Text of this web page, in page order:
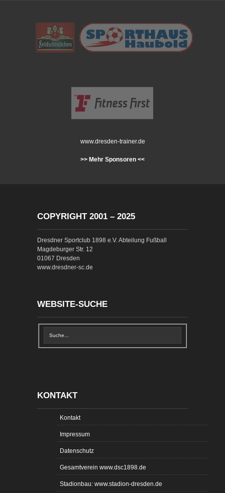
www.dresden-trainer.de
>> Mehr Sponsoren <<
COPYRIGHT 2001 – 2025
Dresdner Sportclub 1898 e.V. Abteilung Fußball
Magdeburger Str. 12
01067 Dresden
www.dresdner-sc.de
WEBSITE-SUCHE
KONTAKT
Kontakt
Impressum
Datenschutz
Gesamtverein www.dsc1898.de
Stadionbau: www.stadion-dresden.de